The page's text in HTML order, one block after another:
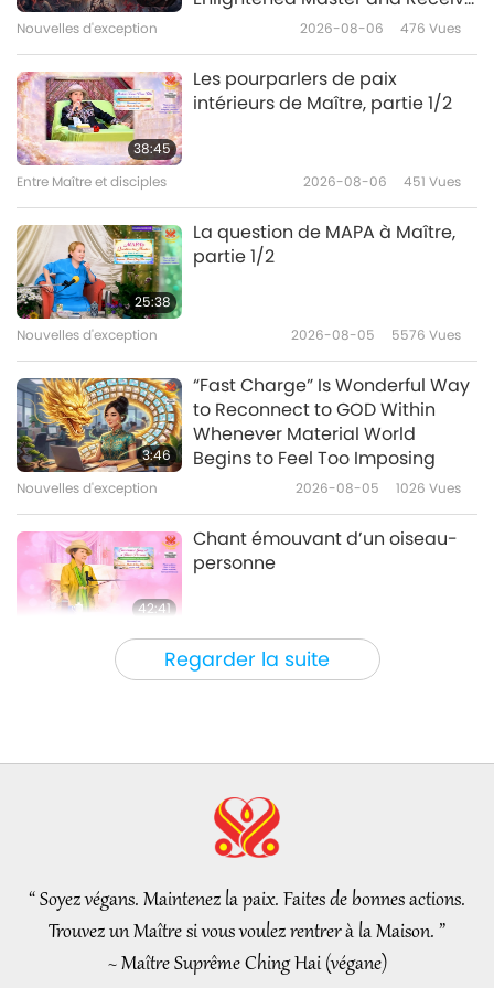
24:53
Style
esthétiques
19:26
L’art du drapé : les textiles en lin
esthétiques
32:27
Une soirée célébrant
esthétiques
18:54
Faran Ensemble, partie 1/2
esthétiques
Regarder la suite
Nouvelles d'exception 2026-08-06 476 Vues
38:45
Les pourparlers de paix
intérieurs de Maître, partie 1/2
Entre Maître et disciples 2026-08-06 451 Vues
25:38
La question de MAPA à Maître,
partie 1/2
Nouvelles d'exception 2026-08-05 5576 Vues
3:46
“Fast Charge” Is Wonderful Way
to Reconnect to GOD Within
Whenever Material World
Begins to Feel Too Imposing
Nouvelles d'exception 2026-08-05 1026 Vues
42:41
Chant émouvant d’un oiseau-
personne
Entre Maître et disciples 2026-08-05
4:31
Appreciated by School
Nouvelles d'exception
“ Soyez végans. Maintenez la paix. Faites de bonnes actions.
Trouvez un Maître si vous voulez rentrer à la Maison. ”
~ Maître Suprême Ching Hai (végane)